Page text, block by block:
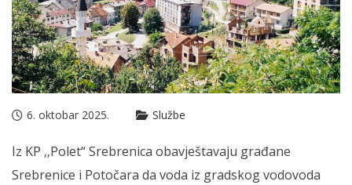
6. oktobar 2025. Službe
Iz KP ‚‚Polet“ Srebrenica obavještavaju građane
Srebrenice i Potočara da voda iz gradskog vodovoda